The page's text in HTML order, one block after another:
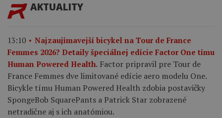
AKTUALITY
13:10
Najzaujímavejší bicykel na Tour de France
Femmes 2026? Detaily špeciálnej edície Factor One tímu
Human Powered Health. Factor pripravil pre Tour de
France Femmes dve limitované edície aero modelu One.
Bicykle tímu Human Powered Health zdobia postavičky
SpongeBob SquarePants a Patrick Star zobrazené
netradične aj s ich anatómiou.